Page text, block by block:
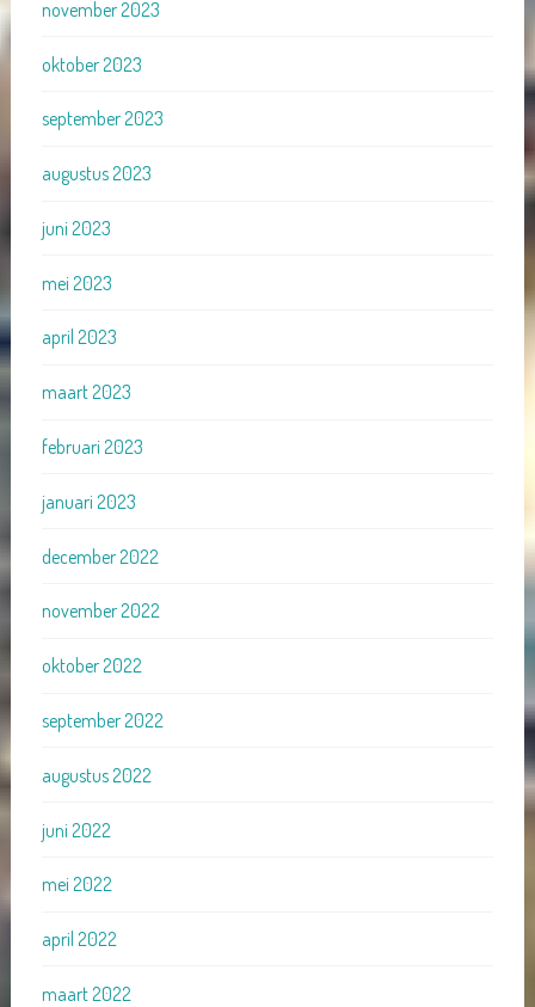
november 2023
oktober 2023
september 2023
augustus 2023
juni 2023
mei 2023
april 2023
maart 2023
februari 2023
januari 2023
december 2022
november 2022
oktober 2022
september 2022
augustus 2022
juni 2022
mei 2022
april 2022
maart 2022